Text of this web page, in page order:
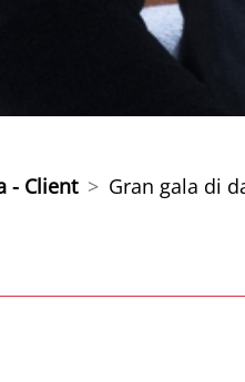
- Client Gran gala di